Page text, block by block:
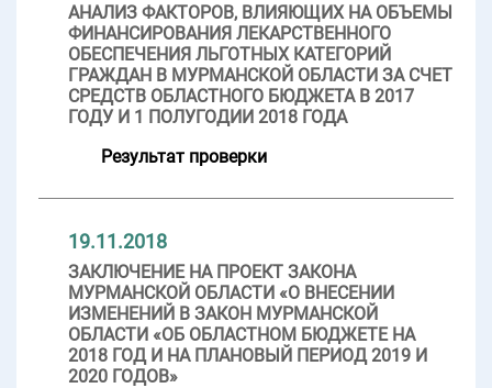
АНАЛИЗ ФАКТОРОВ, ВЛИЯЮЩИХ НА ОБЪЕМЫ
ФИНАНСИРОВАНИЯ ЛЕКАРСТВЕННОГО
ОБЕСПЕЧЕНИЯ ЛЬГОТНЫХ КАТЕГОРИЙ
ГРАЖДАН В МУРМАНСКОЙ ОБЛАСТИ ЗА СЧЕТ
СРЕДСТВ ОБЛАСТНОГО БЮДЖЕТА В 2017
ГОДУ И 1 ПОЛУГОДИИ 2018 ГОДА
Результат проверки
19.11.2018
ЗАКЛЮЧЕНИЕ НА ПРОЕКТ ЗАКОНА
МУРМАНСКОЙ ОБЛАСТИ «О ВНЕСЕНИИ
ИЗМЕНЕНИЙ В ЗАКОН МУРМАНСКОЙ
ОБЛАСТИ «ОБ ОБЛАСТНОМ БЮДЖЕТЕ НА
2018 ГОД И НА ПЛАНОВЫЙ ПЕРИОД 2019 И
2020 ГОДОВ»